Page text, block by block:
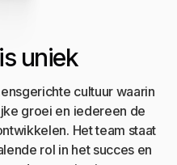
uniek
cultuur waarin
groei en iedereen de
Het team staat
rol in het succes en